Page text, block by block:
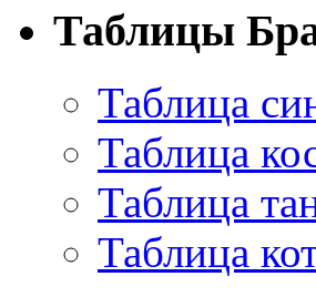
Таблицы
Таблица
Таблица
Таблица
Таблица